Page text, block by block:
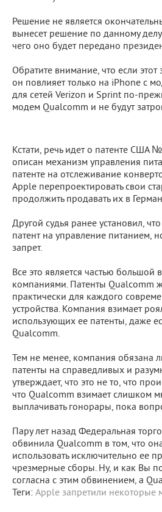
Решение не является
вынесет решение по данному
чего оно будет передано
Обратите внимание, что если
он повлияет только на iPhone с
для сетей Verizon и Sprint по-
модем Qualcomm и не будут
Кстати, речь идет о патенте США
описан механизм управления
патенте на отслеживание
Apple перепроектировать свои
продолжить продавать их в
Другой судья ранее установил,
патент на управление питанием,
запрет.
Все это является частью
компаниями. Патенты Qualcomm
практически для каждого
устройства. Компания взимает
использующих ее патенты, даже
Qualcomm.
Тем не менее, компания обязана
патенты на справедливых и
утверждает, что это не то, что
что Qualcomm взимает слишком
выплачивать гонорары, пока
Пару лет назад Федеральная
обвинила Qualcomm в том, что
использовать исключительно ее
чрезмерные сборы. Ну, и как Вы
согласна с этим обвинением, а
Теги: Apple запретили